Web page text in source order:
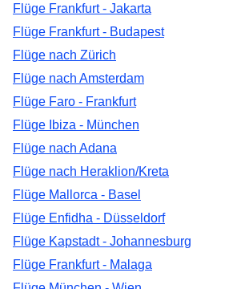
Flüge Frankfurt - Jakarta
Flüge Frankfurt - Budapest
Flüge nach Zürich
Flüge nach Amsterdam
Flüge Faro - Frankfurt
Flüge Ibiza - München
Flüge nach Adana
Flüge nach Heraklion/Kreta
Flüge Mallorca - Basel
Flüge Enfidha - Düsseldorf
Flüge Kapstadt - Johannesburg
Flüge Frankfurt - Malaga